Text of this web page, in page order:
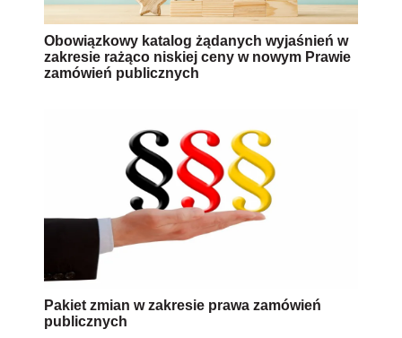
Obowiązkowy katalog żądanych wyjaśnień w
zakresie rażąco niskiej ceny w nowym Prawie
zamówień publicznych
Pakiet zmian w zakresie prawa zamówień
publicznych